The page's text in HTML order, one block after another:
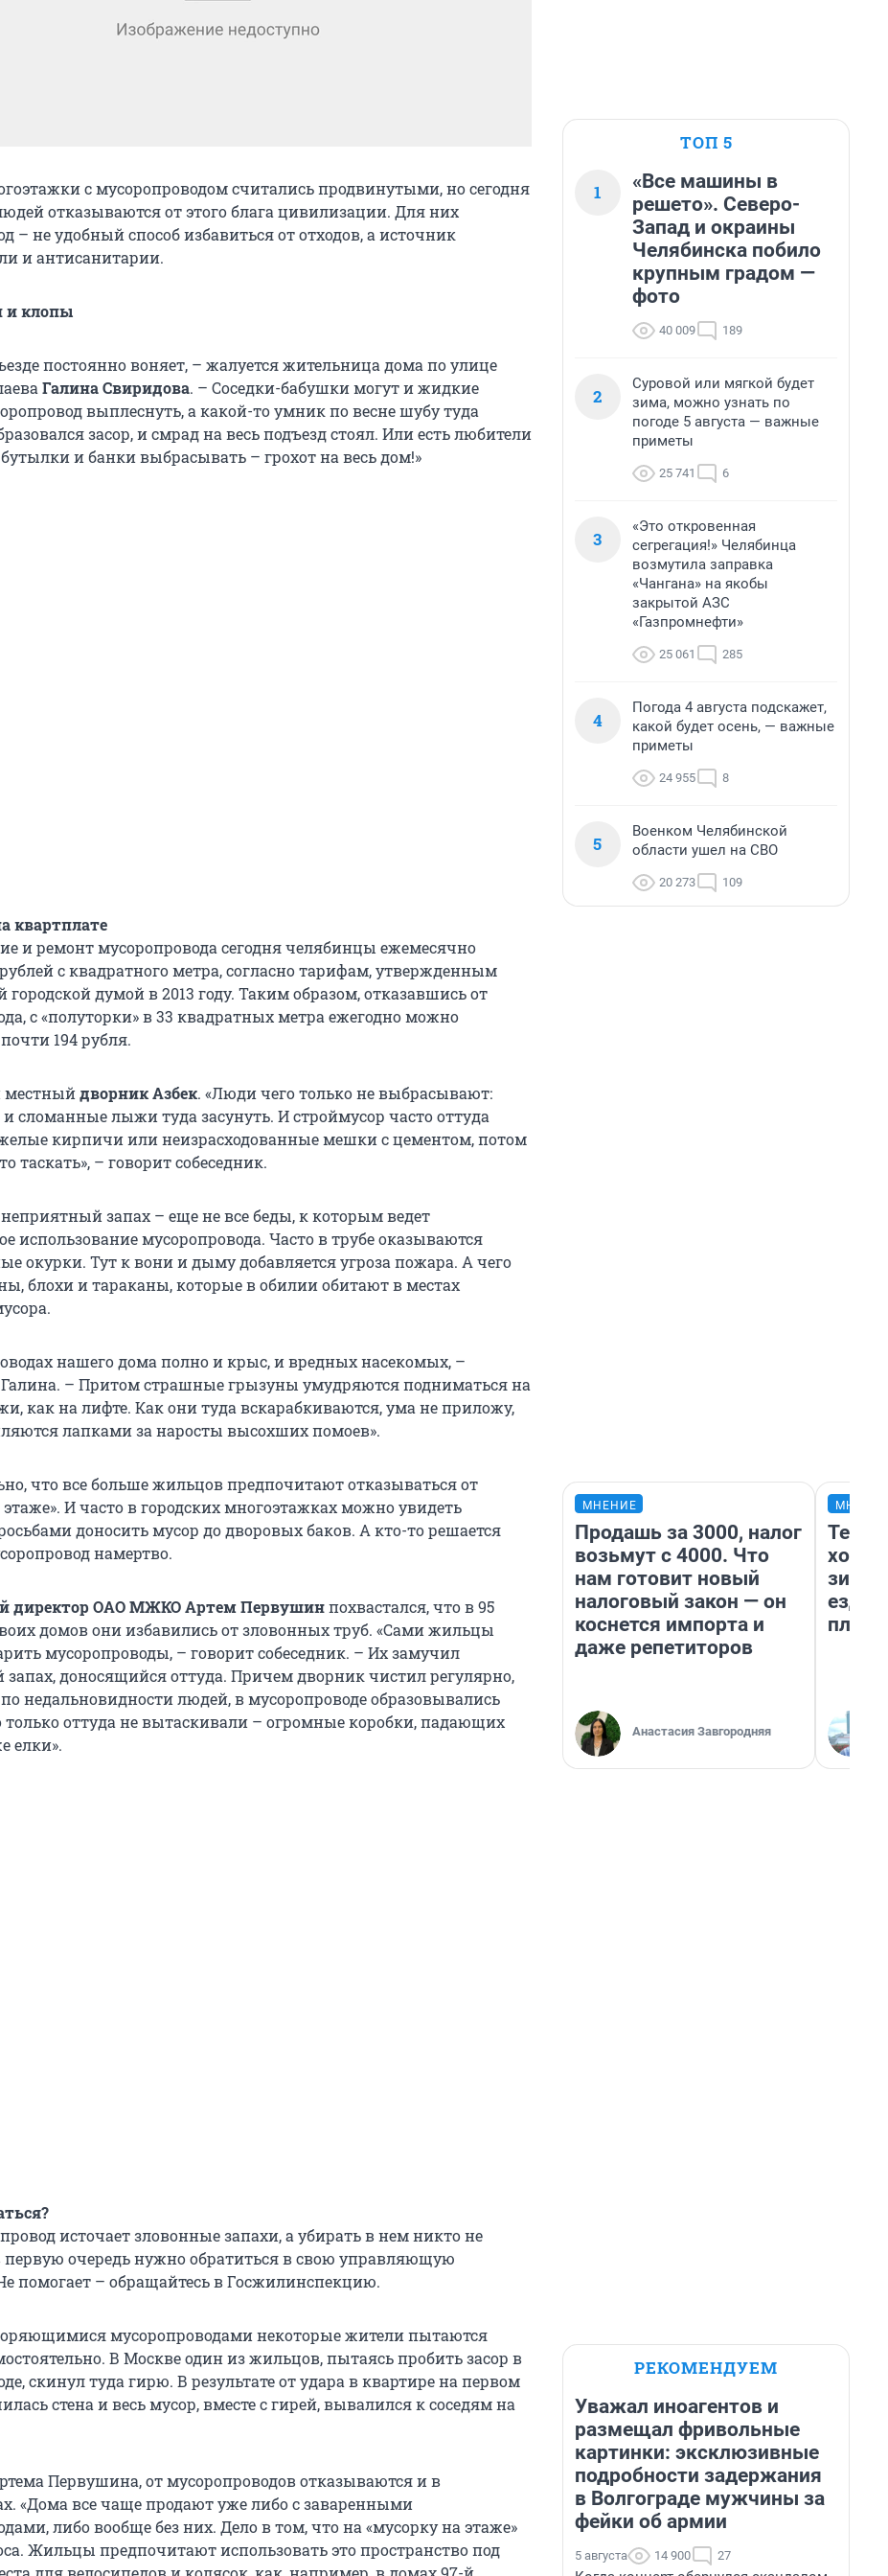
с мусоропроводом считались продвинутыми, но сегодня
отказываются от этого блага цивилизации. Для них
– не удобный способ избавиться от отходов, а источник
и антисанитарии.
и клопы
постоянно воняет, – жалуется жительница дома по улице
Галина Свиридова. – Соседки-бабушки могут и жидкие
выплеснуть, а какой-то умник по весне шубу туда
засор, и смрад на весь подъезд стоял. Или есть любители
и банки выбрасывать – грохот на весь дом!»
квартплате
и ремонт мусоропровода сегодня челябинцы ежемесячно
с квадратного метра, согласно тарифам, утвержденным
городской думой в 2013 году. Таким образом, отказавшись от
с «полуторки» в 33 квадратных метра ежегодно можно
194 рубля.
местныйдворник Азбек. «Люди чего только не выбрасывают:
сломанные лыжи туда засунуть. И строймусор часто оттуда
кирпичи или неизрасходованные мешки с цементом, потом
таскать», – говорит собеседник.
запах – еще не все беды, к которым ведет
использование мусоропровода. Часто в трубе оказываются
окурки. Тут к вони и дыму добавляется угроза пожара. А чего
блохи и тараканы, которые в обилии обитают в местах
нашего дома полно и крыс, и вредных насекомых, –
– Притом страшные грызуны умудряются подниматься на
как на лифте. Как они туда вскарабкиваются, ума не приложу,
лапками за наросты высохших помоев».
что все больше жильцов предпочитают отказываться от
И часто в городских многоэтажках можно увидеть
доносить мусор до дворовых баков. А кто-то решается
намертво.
директор ОАО МЖКО Артем Первушинпохвастался, что в 95
домов они избавились от зловонных труб. «Сами жильцы
мусоропроводы, – говорит собеседник. – Их замучил
доносящийся оттуда. Причем дворник чистил регулярно,
недальновидности людей, в мусоропроводе образовывались
только оттуда не вытаскивали – огромные коробки, падающих
елки».
источает зловонные запахи, а убирать в нем никто не
первую очередь нужно обратиться в свою управляющую
помогает – обращайтесь в Госжилинспекцию.
мусоропроводами некоторые жители пытаются
В Москве один из жильцов, пытаясь пробить засор в
скинул туда гирю. В результате от удара в квартире на первом
стена и весь мусор, вместе с гирей, вывалился к соседям на
Первушина, от мусоропроводов отказываются и в
«Дома все чаще продают уже либо с заваренными
либо вообще без них. Дело в том, что на «мусорку на этаже»
Жильцы предпочитают использовать это пространство под
ТОП 5
1
«Все машины в
решето». Северо-
Запад и окраины
Челябинска побило
крупным градом —
фото
40 009 189
2
Суровой или мягкой будет
зима, можно узнать по
погоде 5 августа — важные
приметы
25 741 6
3
«Это откровенная
сегрегация!» Челябинца
возмутила заправка
«Чангана» на якобы
закрытой АЗС
«Газпромнефти»
25 061 285
4
Погода 4 августа подскажет,
какой будет осень, — важные
приметы
24 955 8
5
Военком Челябинской
области ушел на СВО
20 273 109
МНЕНИЕ
Продашь за 3000, налог
возьмут с 4000. Что
нам готовит новый
налоговый закон — он
коснется импорта и
даже репетиторов
Анастасия Завгородняя
ездит
РЕКОМЕНДУЕМ
Уважал иноагентов и
размещал фривольные
картинки: эксклюзивные
подробности задержания
в Волгограде мужчины за
фейки об армии
5 августа 14 900 27